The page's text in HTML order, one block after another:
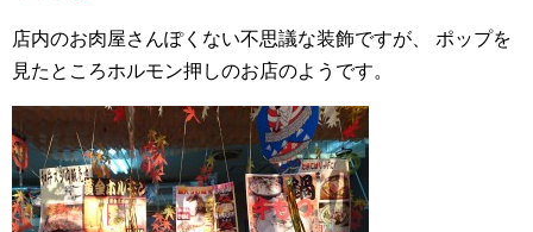
店内のお肉屋さんぽくない不思議な装飾ですが、
ポップを
見たところホルモン押しのお店のようです。